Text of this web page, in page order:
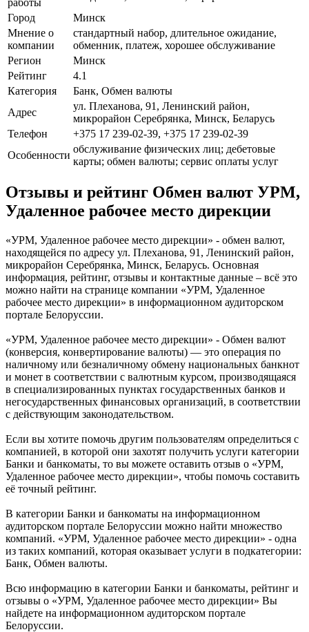
Город
Минск
Мнение о
компании
стандартный набор, длительное ожидание,
обменник, платеж, хорошее обслуживание
Регион
Минск
Рейтинг
4.1
Категория
Банк, Обмен валюты
Адрес
ул. Плеханова, 91, Ленинский район,
микрорайон Серебрянка, Минск, Беларусь
Телефон
+375 17 239-02-39, +375 17 239-02-39
Особенности
обслуживание физических лиц; дебетовые
карты; обмен валюты; сервис оплаты услуг
Отзывы и рейтинг Обмен валют УРМ,
Удаленное рабочее место дирекции
«УРМ, Удаленное рабочее место дирекции» - обмен валют,
находящейся по адресу ул. Плеханова, 91, Ленинский район,
микрорайон Серебрянка, Минск, Беларусь. Основная
информация, рейтинг, отзывы и контактные данные – всё это
можно найти на странице компании «УРМ, Удаленное
рабочее место дирекции» в информационном аудиторском
портале Белоруссии.
«УРМ, Удаленное рабочее место дирекции» - Обмен валют
(конверсия, конвертирование валюты) — это операция по
наличному или безналичному обмену национальных банкнот
и монет в соответствии с валютным курсом, производящаяся
в специализированных пунктах государственных банков и
негосударственных финансовых организаций, в соответствии
с действующим законодательством.
Если вы хотите помочь другим пользователям определиться с
компанией, в которой они захотят получить услуги категории
Банки и банкоматы, то вы можете оставить отзыв о «УРМ,
Удаленное рабочее место дирекции», чтобы помочь составить
её точный рейтинг.
В категории Банки и банкоматы на информационном
аудиторском портале Белоруссии можно найти множество
компаний. «УРМ, Удаленное рабочее место дирекции» - одна
из таких компаний, которая оказывает услуги в подкатегории:
Банк, Обмен валюты.
Всю информацию в категории Банки и банкоматы, рейтинг и
отзывы о «УРМ, Удаленное рабочее место дирекции» Вы
найдете на информационном аудиторском портале
Белоруссии.